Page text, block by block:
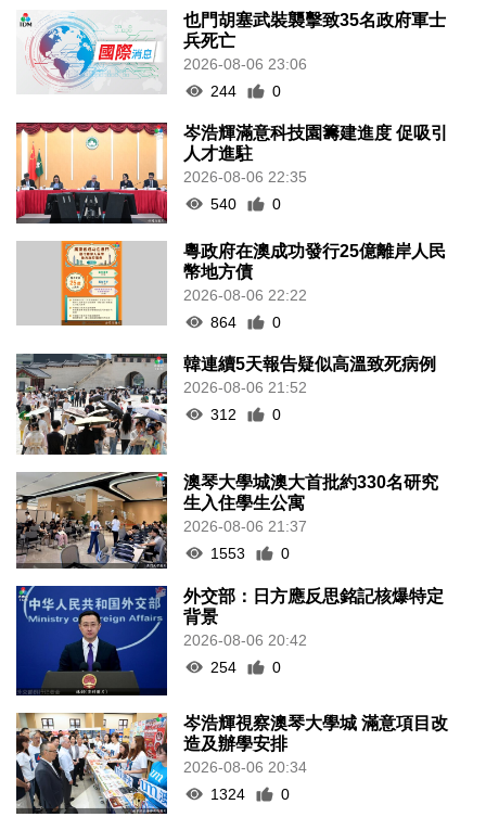
也門胡塞武裝襲擊致35名政府軍士
兵死亡
2026-08-06 23:06
244
0
岑浩輝滿意科技園籌建進度 促吸引
人才進駐
2026-08-06 22:35
540
0
粵政府在澳成功發行25億離岸人民
幣地方債
2026-08-06 22:22
864
0
韓連續5天報告疑似高溫致死病例
2026-08-06 21:52
312
0
澳琴大學城澳大首批約330名研究
生入住學生公寓
2026-08-06 21:37
1553
0
外交部：日方應反思銘記核爆特定
背景
2026-08-06 20:42
254
0
岑浩輝視察澳琴大學城 滿意項目改
造及辦學安排
2026-08-06 20:34
1324
0